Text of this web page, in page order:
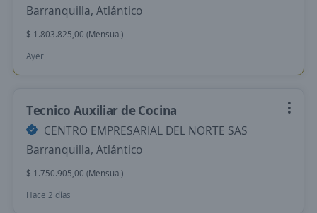
Barranquilla, Atlántico
$ 1.803.825,00 (Mensual)
Ayer
Tecnico Auxiliar de Cocina
CENTRO EMPRESARIAL DEL NORTE SAS
Barranquilla, Atlántico
$ 1.750.905,00 (Mensual)
Hace 2 días